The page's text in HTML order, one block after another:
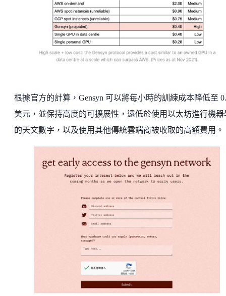
根據官方的計算，Gensyn 可以將每小時的訓練成本降低至
美元，並保持高度的可擴展性，遠低於使用以太坊進行機器
的天文數字，以及使用其他傳統雲端商被收取的高額費用。